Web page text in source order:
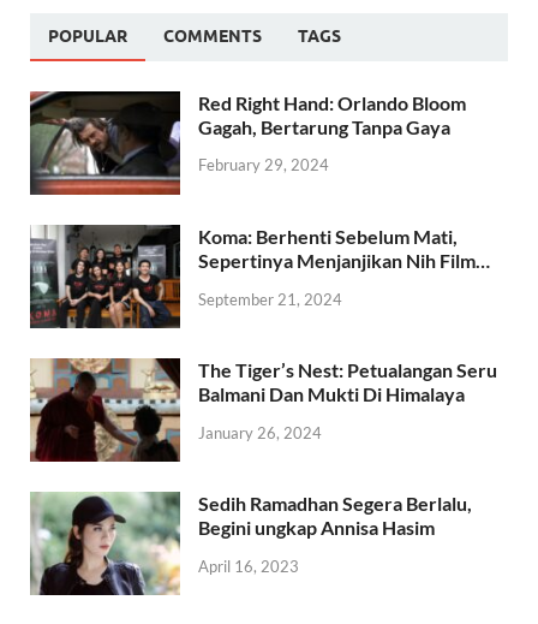
POPULAR COMMENTS TAGS
Red Right Hand: Orlando Bloom
Gagah, Bertarung Tanpa Gaya
February 29, 2024
Koma: Berhenti Sebelum Mati,
Sepertinya Menjanjikan Nih Film…
September 21, 2024
The Tiger’s Nest: Petualangan Seru
Balmani Dan Mukti Di Himalaya
January 26, 2024
Sedih Ramadhan Segera Berlalu,
Begini ungkap Annisa Hasim
April 16, 2023